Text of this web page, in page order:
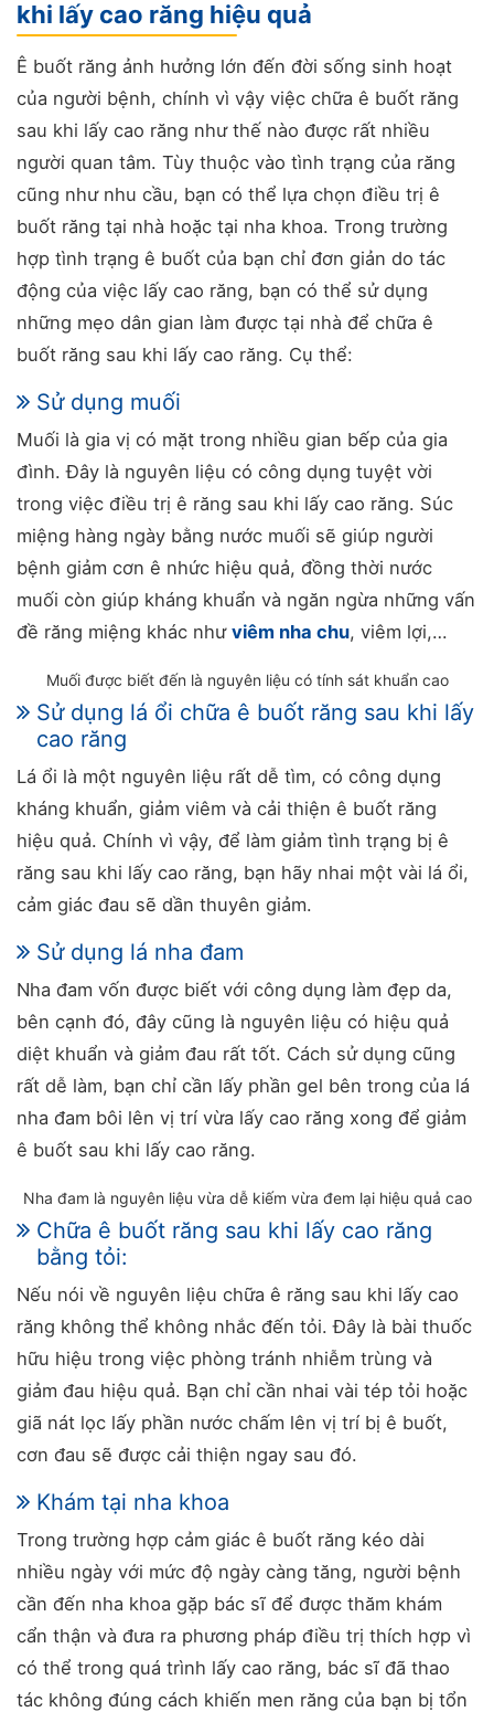
khi lấy cao răng hiệu quả
Ê buốt răng ảnh hưởng lớn đến đời sống sinh hoạt
của người bệnh, chính vì vậy việc chữa ê buốt răng
sau khi lấy cao răng như thế nào được rất nhiều
người quan tâm. Tùy thuộc vào tình trạng của răng
cũng như nhu cầu, bạn có thể lựa chọn điều trị ê
buốt răng tại nhà hoặc tại nha khoa. Trong trường
hợp tình trạng ê buốt của bạn chỉ đơn giản do tác
động của việc lấy cao răng, bạn có thể sử dụng
những mẹo dân gian làm được tại nhà để chữa ê
buốt răng sau khi lấy cao răng. Cụ thể:
Sử dụng muối
Muối là gia vị có mặt trong nhiều gian bếp của gia
đình. Đây là nguyên liệu có công dụng tuyệt vời
trong việc điều trị ê răng sau khi lấy cao răng. Súc
miệng hàng ngày bằng nước muối sẽ giúp người
bệnh giảm cơn ê nhức hiệu quả, đồng thời nước
muối còn giúp kháng khuẩn và ngăn ngừa những vấn
đề răng miệng khác như viêm nha chu, viêm lợi,…
Muối được biết đến là nguyên liệu có tính sát khuẩn cao
Sử dụng lá ổi chữa ê buốt răng sau khi lấy
cao răng
Lá ổi là một nguyên liệu rất dễ tìm, có công dụng
kháng khuẩn, giảm viêm và cải thiện ê buốt răng
hiệu quả. Chính vì vậy, để làm giảm tình trạng bị ê
răng sau khi lấy cao răng, bạn hãy nhai một vài lá ổi,
cảm giác đau sẽ dần thuyên giảm.
Sử dụng lá nha đam
Nha đam vốn được biết với công dụng làm đẹp da,
bên cạnh đó, đây cũng là nguyên liệu có hiệu quả
diệt khuẩn và giảm đau rất tốt. Cách sử dụng cũng
rất dễ làm, bạn chỉ cần lấy phần gel bên trong của lá
nha đam bôi lên vị trí vừa lấy cao răng xong để giảm
ê buốt sau khi lấy cao răng.
Nha đam là nguyên liệu vừa dễ kiếm vừa đem lại hiệu quả cao
Chữa ê buốt răng sau khi lấy cao răng
bằng tỏi:
Nếu nói về nguyên liệu chữa ê răng sau khi lấy cao
răng không thể không nhắc đến tỏi. Đây là bài thuốc
hữu hiệu trong việc phòng tránh nhiễm trùng và
giảm đau hiệu quả. Bạn chỉ cần nhai vài tép tỏi hoặc
giã nát lọc lấy phần nước chấm lên vị trí bị ê buốt,
cơn đau sẽ được cải thiện ngay sau đó.
Khám tại nha khoa
Trong trường hợp cảm giác ê buốt răng kéo dài
nhiều ngày với mức độ ngày càng tăng, người bệnh
cần đến nha khoa gặp bác sĩ để được thăm khám
cẩn thận và đưa ra phương pháp điều trị thích hợp vì
có thể trong quá trình lấy cao răng, bác sĩ đã thao
tác không đúng cách khiến men răng của bạn bị tổn